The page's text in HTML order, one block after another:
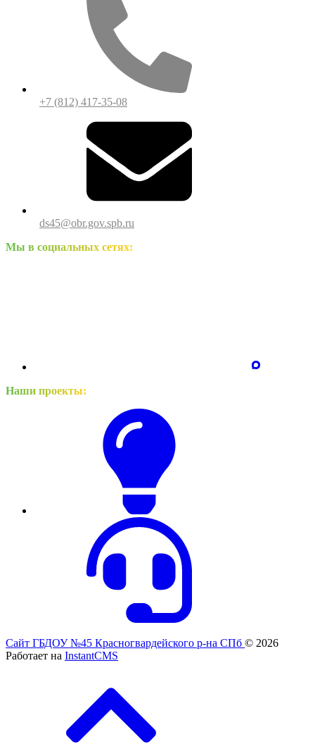
+7 (812) 417-35-08
ds45@obr.gov.spb.ru
Мы в социальных сетях:
Наши проекты:
Сайт ГБДОУ №45 Красногвардейского р-на СПб © 2026
Работает на InstantCMS